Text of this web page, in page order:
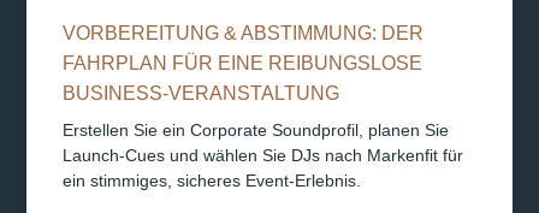
VORBEREITUNG & ABSTIMMUNG: DER
FAHRPLAN FÜR EINE REIBUNGSLOSE
BUSINESS-VERANSTALTUNG
Erstellen Sie ein Corporate Soundprofil, planen Sie
Launch-Cues und wählen Sie DJs nach Markenfit für
ein stimmiges, sicheres Event-Erlebnis.